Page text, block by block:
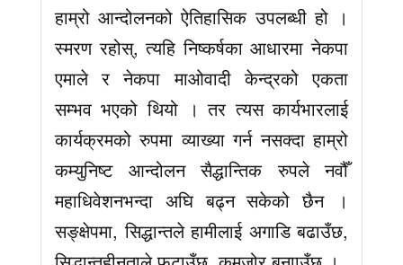
हाम्रो आन्दोलनको ऐतिहासिक उपलब्धी हो ।
स्मरण रहोस्, त्यहि निष्कर्षका आधारमा नेकपा
एमाले र नेकपा माओवादी केन्द्रको एकता
सम्भव भएको थियो । तर त्यस कार्यभारलाई
कार्यक्रमको रुपमा व्याख्या गर्न नसक्दा हाम्रो
कम्युनिष्ट आन्दोलन सैद्धान्तिक रुपले नवौँ
महाधिवेशनभन्दा अघि बढ्न सकेको छैन ।
सङ्क्षेपमा, सिद्धान्तले हामीलाई अगाडि बढाउँछ,